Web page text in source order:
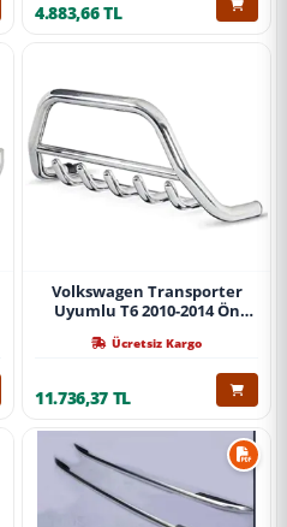
4.883,66 TL
Volkswagen Transporter
Uyumlu T6 2010-2014 Ön
Çelik Krom
Ücretsiz Kargo
11.736,37 TL